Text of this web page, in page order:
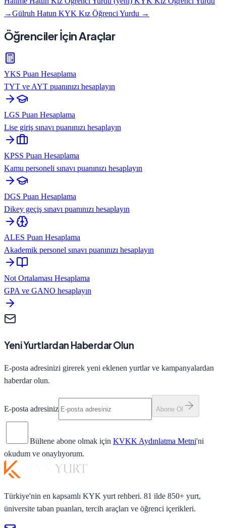
→Gülruh Hatun KYK Kız Öğrenci Yurdu →
Öğrenciler İçin Araçlar
YKS Puan Hesaplama
TYT ve AYT puanınızı hesaplayın
LGS Puan Hesaplama
Lise giriş sınavı puanınızı hesaplayın
KPSS Puan Hesaplama
Kamu personeli sınavı puanınızı hesaplayın
DGS Puan Hesaplama
Dikey geçiş sınavı puanınızı hesaplayın
ALES Puan Hesaplama
Akademik personel sınavı puanınızı hesaplayın
Not Ortalaması Hesaplama
GPA ve GANO hesaplayın
Yeni Yurtlardan Haberdar Olun
E-posta adresinizi girerek yeni eklenen yurtlar ve kampanyalardan
haberdar olun.
E-posta adresiniz Abone Ol
Bültene abone olmak için KVKK Aydınlatma Metni'ni
okudum ve onaylıyorum.
Türkiye'nin en kapsamlı KYK yurt rehberi. 81 ilde 850+ yurt,
üniversite taban puanları, tercih araçları ve öğrenci içerikleri.